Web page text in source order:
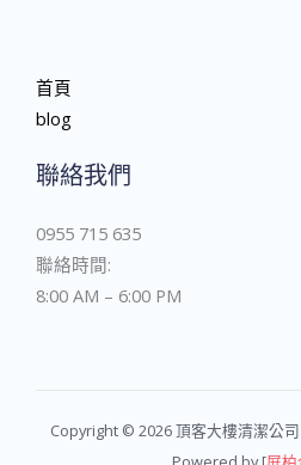
首頁
blog
聯絡我們
0955 715 635
聯絡時間:
8:00 AM – 6:00 PM
Copyright © 2026 頂客大樓清潔公